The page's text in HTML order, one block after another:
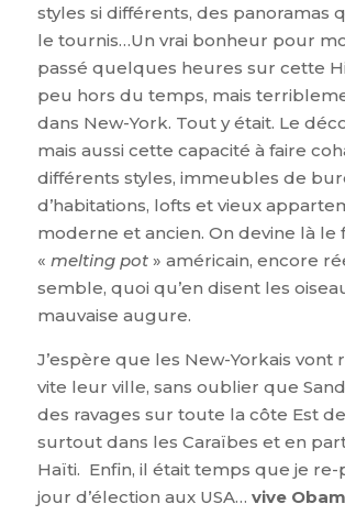
styles si différents, des panoramas
le tournis…Un vrai bonheur pour
passé quelques heures sur cette
peu hors du temps, mais
dans New-York. Tout y était. Le
mais aussi cette capacité à faire
différents styles, immeubles de
d’habitations, lofts et vieux
moderne et ancien. On devine là le
« melting pot» américain, encore
semble, quoi qu’en disent les
mauvaise augure.
J’espère que les New-Yorkais vont
vite leur ville, sans oublier que
des ravages sur toute la côte Est
surtout dans les Caraïbes et en
Haïti. Enfin, il était temps que je
jour d’élection aux USA… vive